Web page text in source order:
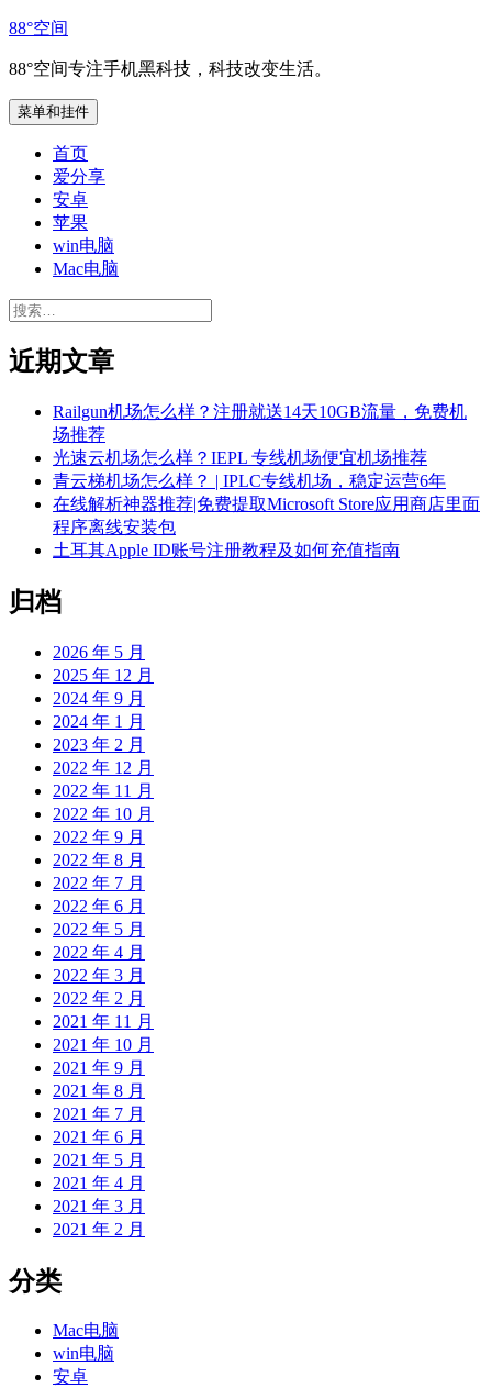
跳
内
容
88°空间
88°空间专注手机黑科技，科技改变生活。
菜单和挂件
首页
爱分享
安卓
苹果
win电脑
Mac电脑
搜
近期文章
Railgun机场怎么样？注册就送14天10GB流量，免费机
场推荐
光速云机场怎么样？IEPL 专线机场便宜机场推荐
青云梯机场怎么样？ | IPLC专线机场，稳定运营6年
在线解析神器推荐|免费提取Microsoft Store应用商店里面
程序离线安装包
土耳其Apple ID账号注册教程及如何充值指南
归档
2026 年 5 月
2025 年 12 月
2024 年 9 月
2024 年 1 月
2023 年 2 月
2022 年 12 月
2022 年 11 月
2022 年 10 月
2022 年 9 月
2022 年 8 月
2022 年 7 月
2022 年 6 月
2022 年 5 月
2022 年 4 月
2022 年 3 月
2022 年 2 月
2021 年 11 月
2021 年 10 月
2021 年 9 月
2021 年 8 月
2021 年 7 月
2021 年 6 月
2021 年 5 月
2021 年 4 月
2021 年 3 月
2021 年 2 月
分类
Mac电脑
win电脑
安卓